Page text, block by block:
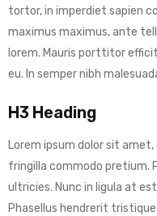
tortor, in imperdiet sapien
maximus maximus, ante
lorem. Mauris porttitor
eu. In semper nibh
H3 Heading
Lorem ipsum dolor sit
fringilla commodo pretium.
ultricies. Nunc in ligula at
Phasellus hendrerit